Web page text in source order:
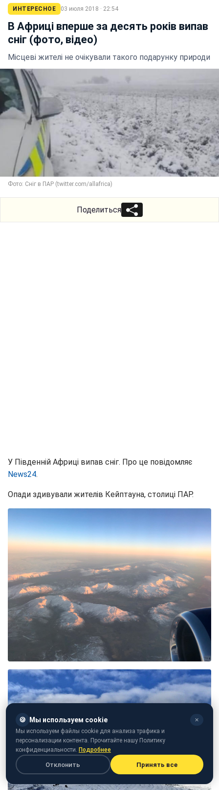
ИНТЕРЕСНОЕ 03 июля 2018 · 22:54
В Африці вперше за десять років випав
сніг (фото, відео)
Місцеві жителі не очікували такого подарунку природи
Фото: Сніг в ПАР (twitter.com/allafrica)
Поделиться
У Південній Африці випав сніг. Про це повідомляє
News24.
Опади здивували жителів Кейптауна, столиці ПАР.
🍪 Мы используем cookie ✕
Мы используем файлы cookie для анализа трафика и
персонализации контента. Прочитайте нашу Политику
конфиденциальности. Подробнее
Отклонить Принять все